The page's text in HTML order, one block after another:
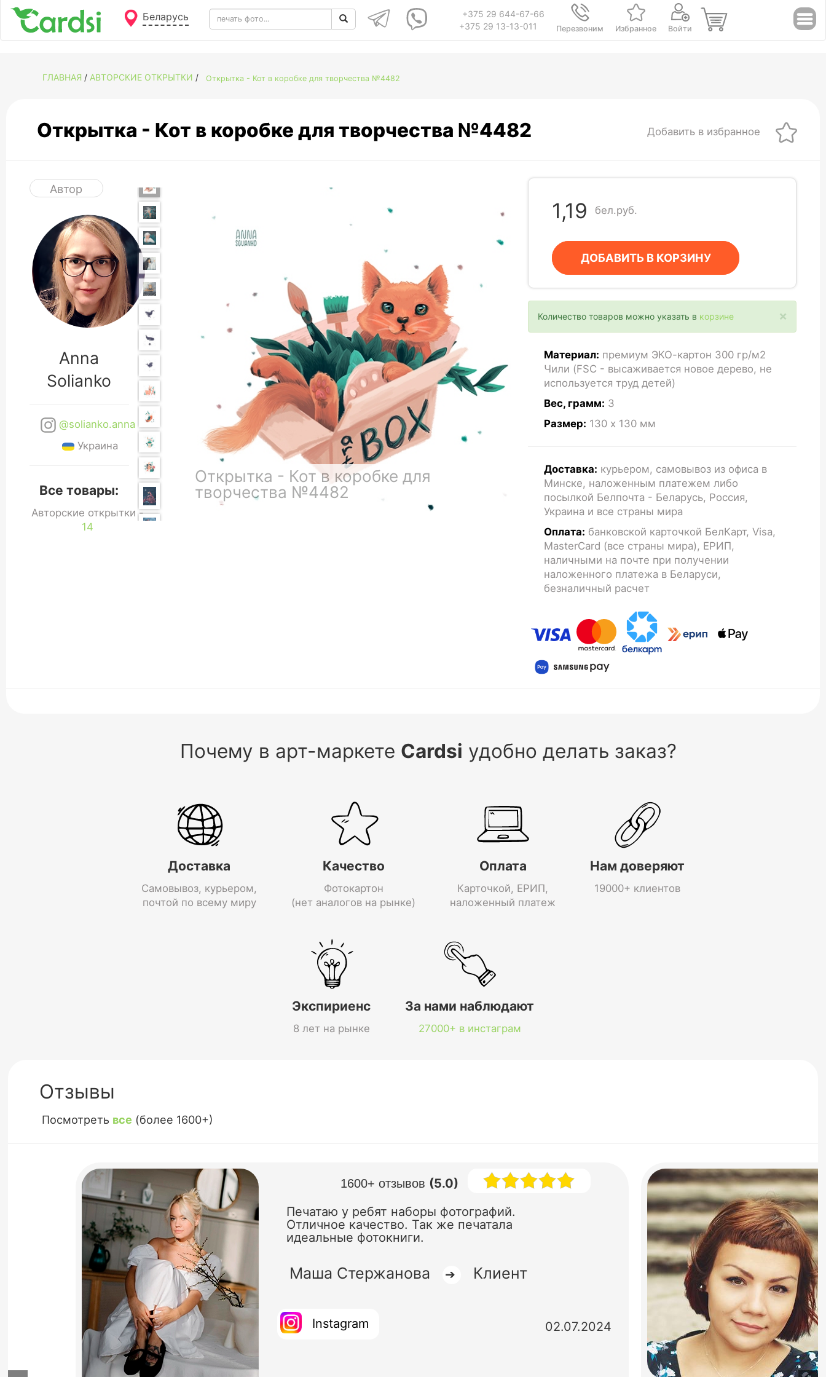
Беларусь
+375 29 644-67-66
+375 29 13-13-011
Перезвоним Избранное Войти
ГЛАВНАЯ / АВТОРСКИЕ ОТКРЫТКИ / Открытка - Кот в коробке для творчества №4482
Открытка - Кот в коробке для творчества №4482 Добавить в избранное
Автор
Anna
Solianko
@solianko.anna
Украина
Все товары:
Авторские открытки -
14
Открытка - Кот в коробке для
творчества №4482
1,19 бел.руб.
ДОБАВИТЬ В КОРЗИНУ
×
Количество товаров можно указать в корзине
Материал: премиум ЭКО-картон 300 гр/м2
Чили (FSC - высаживается новое дерево, не
используется труд детей)
Вес, грамм: 3
Размер: 130 x 130 мм
Доставка: курьером, самовывоз из офиса в
Минске, наложенным платежем либо
посылкой Белпочта - Беларусь, Россия,
Украина и все страны мира
Оплата: банковской карточкой БелКарт, Visa,
MasterCard (все страны мира), ЕРИП,
наличными на почте при получении
наложенного платежа в Беларуси,
безналичный расчет
Почему в арт-маркете Cardsi удобно делать заказ?
Доставка
Самовывоз, курьером,
почтой по всему миру
Качество
Фотокартон
(нет аналогов на рынке)
Оплата
Карточкой, ЕРИП,
наложенный платеж
Нам доверяют
19000+ клиентов
Экспириенс
8 лет на рынке
За нами наблюдают
27000+ в инстаграм
Отзывы
Посмотреть все (более 1600+)
1600+ отзывов (5.0)
Печатаю у ребят наборы фотографий.
Отличное качество. Так же печатала
идеальные фотокниги.
Маша Стержанова ➔ Клиент
Instagram 02.07.2024